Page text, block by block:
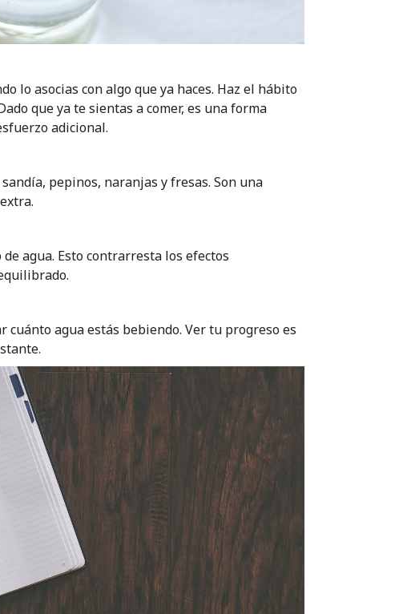
lo asocias con algo que ya haces. Haz el hábito
que ya te sientas a comer, es una forma
adicional.
pepinos, naranjas y fresas. Son una
agua. Esto contrarresta los efectos
agua estás bebiendo. Ver tu progreso es